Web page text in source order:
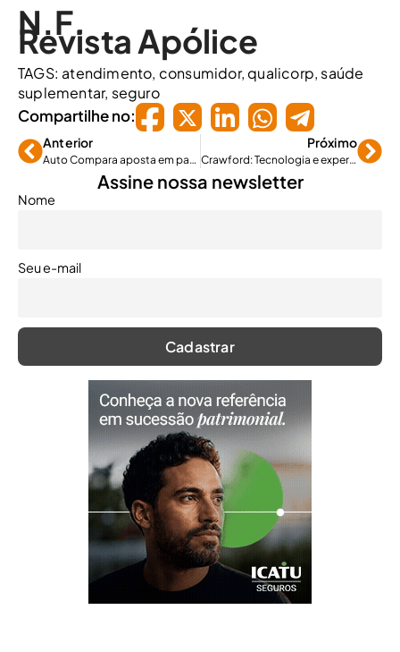
N.F.
Revista Apólice
TAGS: atendimento, consumidor, qualicorp, saúde
suplementar, seguro
Compartilhe no:
Anterior
Auto Compara aposta em parcerias e ampla aceitação para ultrapassar R$ 1 bi de faturamento
Próximo
Crawford: Tecnologia e experiência para especialização em RC profissional
Assine nossa newsletter
Nome
Seu e-mail